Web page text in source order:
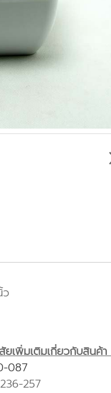
เพิ่มเติมเกี่ยวกับสินค้
087
257